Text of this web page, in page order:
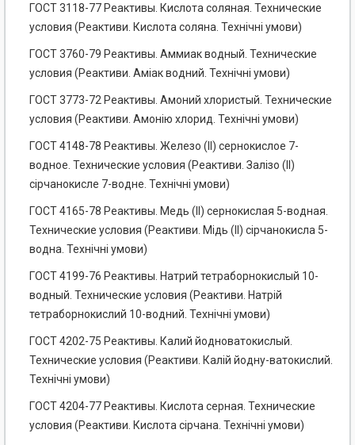
ГОСТ 3118-77 Реактивы. Кислота соляная. Технические
условия (Реактиви. Кислота соляна. Технічні умови)
ГОСТ 3760-79 Реактивы. Аммиак водный. Технические
условия (Реактиви. Аміак водний. Технічні умови)
ГОСТ 3773-72 Реактивы. Амоний хлористый. Технические
условия (Реактиви. Амонію хлорид. Технічні умови)
ГОСТ 4148-78 Реактивы. Железо (II) сернокислое 7-
водное. Технические условия (Реактиви. Залізо (II)
сірчанокисле 7-водне. Технічні умови)
ГОСТ 4165-78 Реактивы. Медь (II) сернокислая 5-водная.
Технические условия (Реактиви. Мідь (II) сірчанокисла 5-
водна. Технічні умови)
ГОСТ 4199-76 Реактивы. Натрий тетраборнокислый 10-
водный. Технические условия (Реактиви. Натрій
тетраборнокислий 10-водний. Технічні умови)
ГОСТ 4202-75 Реактивы. Калий йодноватокислый.
Технические условия (Реактиви. Калій йодну-ватокислий.
Технічні умови)
ГОСТ 4204-77 Реактивы. Кислота серная. Технические
условия (Реактиви. Кислота сірчана. Технічні умови)